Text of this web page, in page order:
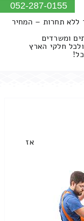
052-287-0155
ללא תחרות – המחיר
ומשרדים
חלקי הארץ
אז